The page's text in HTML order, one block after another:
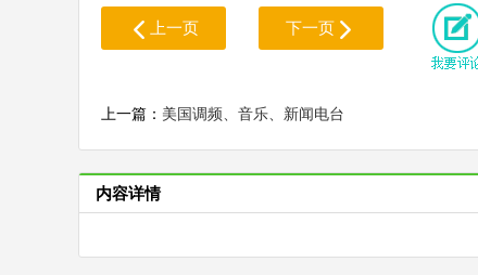
上一页 下一页
上一篇： 美国调频、音乐、新闻电台
内容详情